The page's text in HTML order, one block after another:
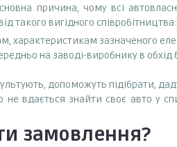
причина, чому всі
такого вигідного співробітництва:
характеристикам зазначеного
на заводі-виробнику в обхід
допоможуть підібрати,
вдається знайти своє авто у
замовлення?